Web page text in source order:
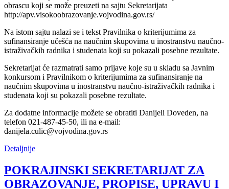
obrascu koji se može preuzeti na sajtu Sekretarijata
http://apv.visokoobrazovanje.vojvodina.gov.rs/
Na istom sajtu nalazi se i tekst Pravilnika o kriterijumima za
sufinansiranje učešća na naučnim skupovima u inostranstvu naučno-
istraživačkih radnika i studenata koji su pokazali posebne rezultate.
Sekretarijat će razmatrati samo prijave koje su u skladu sa Javnim
konkursom i Pravilnikom o kriterijumima za sufinansiranje na
naučnim skupovima u inostranstvu naučno-istraživačkih radnika i
studenata koji su pokazali posebne rezultate.
Za dodatne informacije možete se obratiti Danijeli Doveden, na
telefon 021-487-45-50, ili na e-mail:
danijela.culic@vojvodina.gov.rs
Detaljnije
POKRAJINSKI SEKRETARIJAT ZA
OBRAZOVANJE, PROPISE, UPRAVU I